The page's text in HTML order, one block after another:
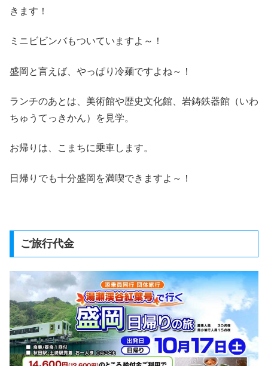
きます！
ミニビビンバもついていますよ～！
盛岡と言えば、やっぱり冷麺ですよね～！
ランチのあとは、美術館や歴史文化館、岩鋳鉄器館（いわ
ちゅうてっきかん）を見学。
お帰りは、こまちに乗車します。
日帰りでも十分盛岡を満喫できますよ～！
ご旅行代金